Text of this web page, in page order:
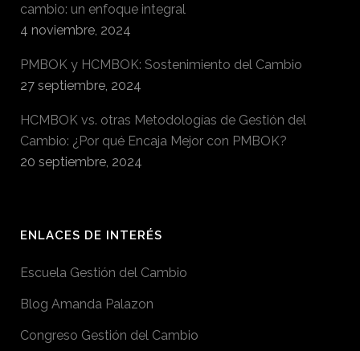
cambio: un enfoque integral
4 noviembre, 2024
PMBOK y HCMBOK: Sostenimiento del Cambio
27 septiembre, 2024
HCMBOK vs. otras Metodologías de Gestión del
Cambio: ¿Por qué Encaja Mejor con PMBOK?
20 septiembre, 2024
ENLACES DE INTERÉS
Escuela Gestión del Cambio
Blog Amanda Palazon
Congreso Gestión del Cambio